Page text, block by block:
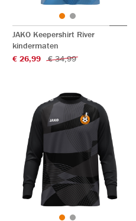
JAKO Keepershirt River
kindermaten
€ 26,99
€ 34,99